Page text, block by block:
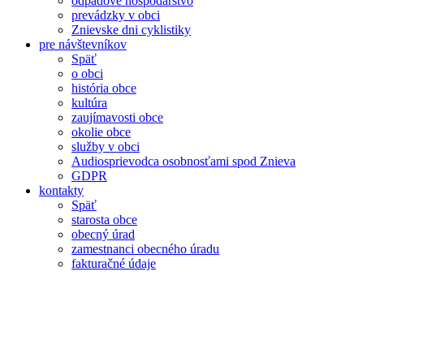
prevádzky v obci
Znievske dni cyklistiky
pre návštevníkov
Späť
o obci
história obce
kultúra
zaujímavosti obce
okolie obce
služby v obci
Audiosprievodca osobnosťami spod Znieva
GDPR
kontakty
Späť
starosta obce
obecný úrad
zamestnanci obecného úradu
fakturačné údaje